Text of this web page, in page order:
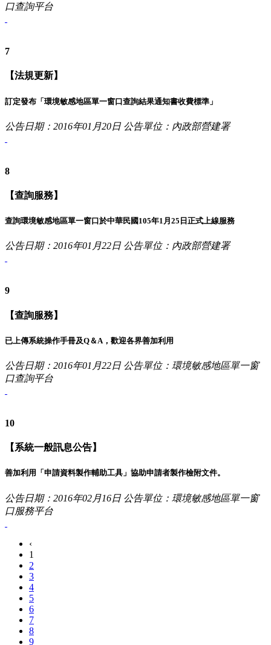
口查詢平台
7
【法規更新】
訂定發布「環境敏感地區單一窗口查詢結果通知書收費標準」
公告日期：2016年01月20日 公告單位：內政部營建署
8
【查詢服務】
查詢環境敏感地區單一窗口於中華民國105年1月25日正式上線服務
公告日期：2016年01月22日 公告單位：內政部營建署
9
【查詢服務】
已上傳系統操作手冊及Q＆A，歡迎各界善加利用
公告日期：2016年01月22日 公告單位：環境敏感地區單一窗
口查詢平台
10
【系統一般訊息公告】
善加利用「申請資料製作輔助工具」協助申請者製作檢附文件。
公告日期：2016年02月16日 公告單位：環境敏感地區單一窗
口服務平台
‹
1
2
3
4
5
6
7
8
9